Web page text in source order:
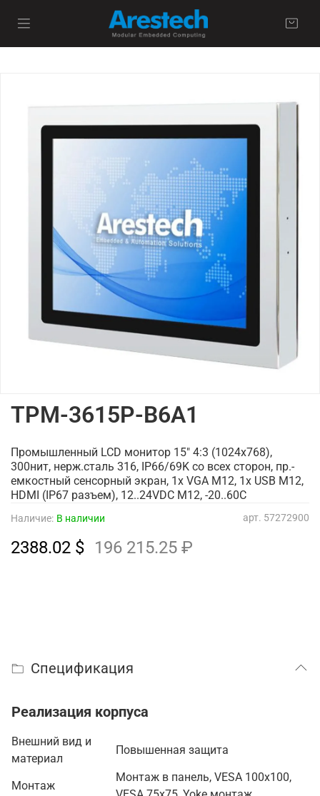
арт. 57272900
Наличие: В наличии
TPM-3615P-B6A1
2388.02 $ 196 215.25 ₽
Промышленный LCD монитор 15" 4:3 (1024x768),
300нит, нерж.сталь 316, IP66/69K со всех сторон, пр.-
емкостный сенсорный экран, 1x VGA M12, 1x USB M12,
HDMI (IP67 разъем), 12..24VDC M12, -20..60C
Спецификация
Реализация корпуса
Внешний вид и
материал
Повышенная защита
Монтаж
Монтаж в панель, VESA 100x100,